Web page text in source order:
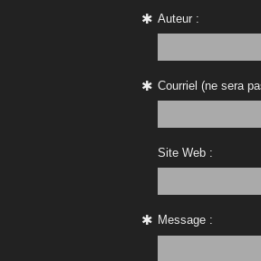
Auteur :
Courriel (ne sera
Site Web :
Message :